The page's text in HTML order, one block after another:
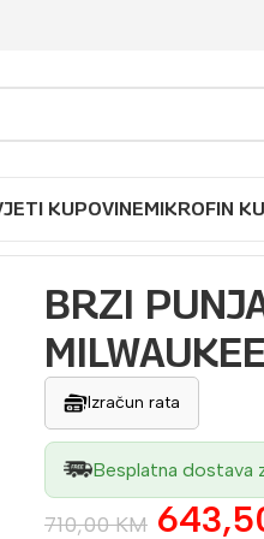
KUPOVINEMIKROFIN
BRZI
Izračun rata
Besplatna dostava
710,00KM